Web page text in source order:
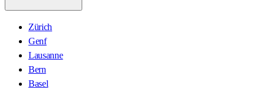
Zürich
Genf
Lausanne
Bern
Basel